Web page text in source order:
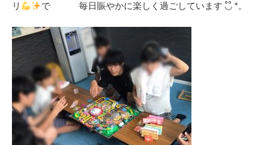
リ
で 毎日賑やかに楽しく過ごしています ◟̊◞̊ *。